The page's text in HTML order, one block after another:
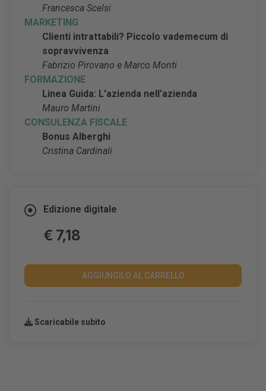
Francesca Scelsi
MARKETING
Clienti intrattabili? Piccolo vademecum di
sopravvivenza
Fabrizio Pirovano e Marco Monti
FORMAZIONE
Linea Guida: L’azienda nell’azienda
Mauro Martini
CONSULENZA FISCALE
Bonus Alberghi
Cristina Cardinali
Edizione digitale
€ 7,18
AGGIUNGILO AL CARRELLO
Scaricabile subito